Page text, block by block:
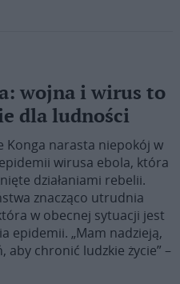
wojna i wirus to
dla ludności
Konga narasta niepokój w
wirusa ebola, która
działaniami rebelii.
znacząco utrudnia
w obecnej sytuacji jest
epidemii. „Mam nadzieją,
aby chronić ludzkie życie” –